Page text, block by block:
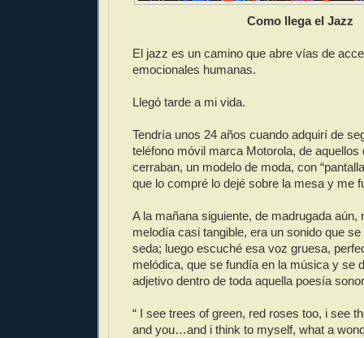
Como llega el Jazz
El jazz es un camino que abre vías de
emocionales humanas.
Llegó tarde a mi vida.
Tendría unos 24 años cuando adquirí de
teléfono móvil marca Motorola, de aquellos
cerraban, un modelo de moda, con
que lo compré lo dejé sobre la mesa y me
A la mañana siguiente, de madrugada aún,
melodía casi tangible, era un sonido que
seda; luego escuché esa voz gruesa,
melódica, que se fundía en la música y se
adjetivo dentro de toda aquella poesía
“ I see trees of green, red roses too, i see
and you…and i think to myself, what a